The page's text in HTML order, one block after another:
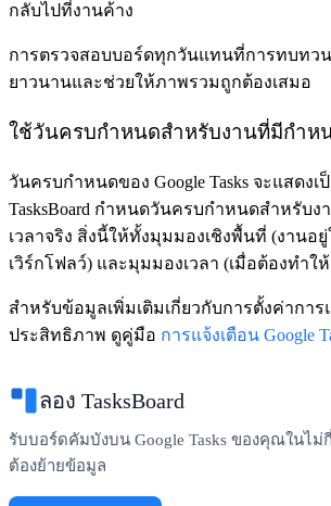
กลับไปที่งานค้าง
การตรวจสอบบอร์ดทุกวันแทนที่การทบทว
ยาวนานและช่วยให้ภาพรวมถูกต้องเสมอ
ใช้วันครบกำหนดสำหรับงานที่มีกำห
วันครบกำหนดของ Google Tasks จะแสดง
TasksBoard กำหนดวันครบกำหนดสำหรับ
เวลาจริง สิ่งนี้ให้ทั้งมุมมองเชิงพื้นที่ (งานอ
เวิร์กโฟลว์) และมุมมองเวลา (เมื่อต้องทำให้
สำหรับข้อมูลเพิ่มเติมเกี่ยวกับการตั้งค่าการ
ประสิทธิภาพ ดูคู่มือ การแจ้งเตือน Google
ลอง TasksBoard
รับบอร์ดคัมบังบน Google Tasks ของคุณในไม่
ต้องย้ายข้อมูล